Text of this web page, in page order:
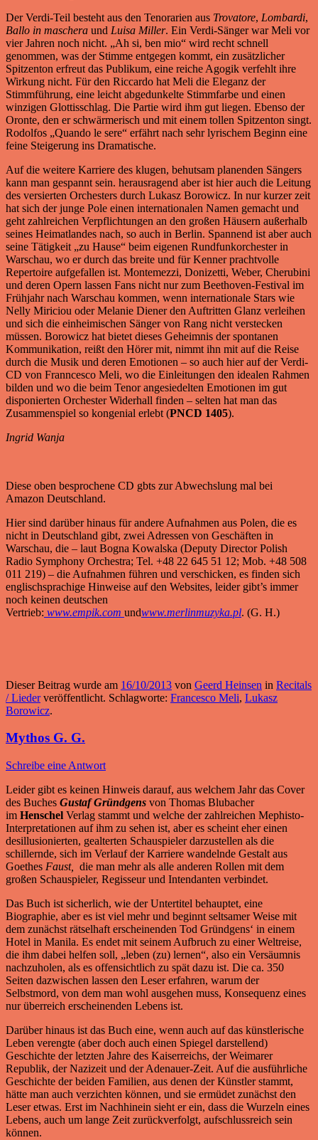
Der Verdi-Teil besteht aus den Tenorarien aus Trovatore, Lombardi,
Ballo in maschera und Luisa Miller. Ein Verdi-Sänger war Meli vor
vier Jahren noch nicht. „Ah si, ben mio“ wird recht schnell
genommen, was der Stimme entgegen kommt, ein zusätzlicher
Spitzenton erfreut das Publikum, eine reiche Agogik verfehlt ihre
Wirkung nicht. Für den Riccardo hat Meli die Eleganz der
Stimmführung, eine leicht abgedunkelte Stimmfarbe und einen
winzigen Glottisschlag. Die Partie wird ihm gut liegen. Ebenso der
Oronte, den er schwärmerisch und mit einem tollen Spitzenton singt.
Rodolfos „Quando le sere“ erfährt nach sehr lyrischem Beginn eine
feine Steigerung ins Dramatische.
Auf die weitere Karriere des klugen, behutsam planenden Sängers
kann man gespannt sein. herausragend aber ist hier auch die Leitung
des versierten Orchesters durch Lukasz Borowicz. In nur kurzer zeit
hat sich der junge Pole einen internationalen Namen gemacht und
geht zahlreichen Verpflichtungen an den großen Häusern außerhalb
seines Heimatlandes nach, so auch in Berlin. Spannend ist aber auch
seine Tätigkeit „zu Hause“ beim eigenen Rundfunkorchester in
Warschau, wo er durch das breite und für Kenner prachtvolle
Repertoire aufgefallen ist. Montemezzi, Donizetti, Weber, Cherubini
und deren Opern lassen Fans nicht nur zum Beethoven-Festival im
Frühjahr nach Warschau kommen, wenn internationale Stars wie
Nelly Miriciou oder Melanie Diener den Auftritten Glanz verleihen
und sich die einheimischen Sänger von Rang nicht verstecken
müssen. Borowicz hat bietet dieses Geheimnis der spontanen
Kommunikation, reißt den Hörer mit, nimmt ihn mit auf die Reise
durch die Musik und deren Emotionen – so auch hier auf der Verdi-
CD von Franncesco Meli, wo die Einleitungen den idealen Rahmen
bilden und wo die beim Tenor angesiedelten Emotionen im gut
disponierten Orchester Widerhall finden – selten hat man das
Zusammenspiel so kongenial erlebt (PNCD 1405).
Ingrid Wanja
Diese oben besprochene CD gbts zur Abwechslung mal bei
Amazon Deutschland.
Hier sind darüber hinaus für andere Aufnahmen aus Polen, die es
nicht in Deutschland gibt, zwei Adressen von Geschäften in
Warschau, die – laut Bogna Kowalska (Deputy Director Polish
Radio Symphony Orchestra; Tel. +48 22 645 51 12; Mob. +48 508
011 219) – die Aufnahmen führen und verschicken, es finden sich
englischsprachige Hinweise auf den Websites, leider gibt’s immer
noch keinen deutschen
Vertrieb: www.empik.com undwww.merlinmuzyka.pl. (G. H.)
Dieser Beitrag wurde am 16/10/2013 von Geerd Heinsen in Recitals
/ Liederveröffentlicht. Schlagworte: Francesco Meli, Lukasz
Borowicz.
Mythos G. G.
Schreibe eine Antwort
Leider gibt es keinen Hinweis darauf, aus welchem Jahr das Cover
des Buches Gustaf Gründgens von Thomas Blubacher
im Henschel Verlag stammt und welche der zahlreichen Mephisto-
Interpretationen auf ihm zu sehen ist, aber es scheint eher einen
desillusionierten, gealterten Schauspieler darzustellen als die
schillernde, sich im Verlauf der Karriere wandelnde Gestalt aus
Goethes Faust, die man mehr als alle anderen Rollen mit dem
großen Schauspieler, Regisseur und Intendanten verbindet.
Das Buch ist sicherlich, wie der Untertitel behauptet, eine
Biographie, aber es ist viel mehr und beginnt seltsamer Weise mit
dem zunächst rätselhaft erscheinenden Tod Gründgens‘ in einem
Hotel in Manila. Es endet mit seinem Aufbruch zu einer Weltreise,
die ihm dabei helfen soll, „leben (zu) lernen“, also ein Versäumnis
nachzuholen, als es offensichtlich zu spät dazu ist. Die ca. 350
Seiten dazwischen lassen den Leser erfahren, warum der
Selbstmord, von dem man wohl ausgehen muss, Konsequenz eines
nur überreich erscheinenden Lebens ist.
Darüber hinaus ist das Buch eine, wenn auch auf das künstlerische
Leben verengte (aber doch auch einen Spiegel darstellend)
Geschichte der letzten Jahre des Kaiserreichs, der Weimarer
Republik, der Nazizeit und der Adenauer-Zeit. Auf die ausführliche
Geschichte der beiden Familien, aus denen der Künstler stammt,
hätte man auch verzichten können, und sie ermüdet zunächst den
Leser etwas. Erst im Nachhinein sieht er ein, dass die Wurzeln eines
Lebens, auch um lange Zeit zurückverfolgt, aufschlussreich sein
können.